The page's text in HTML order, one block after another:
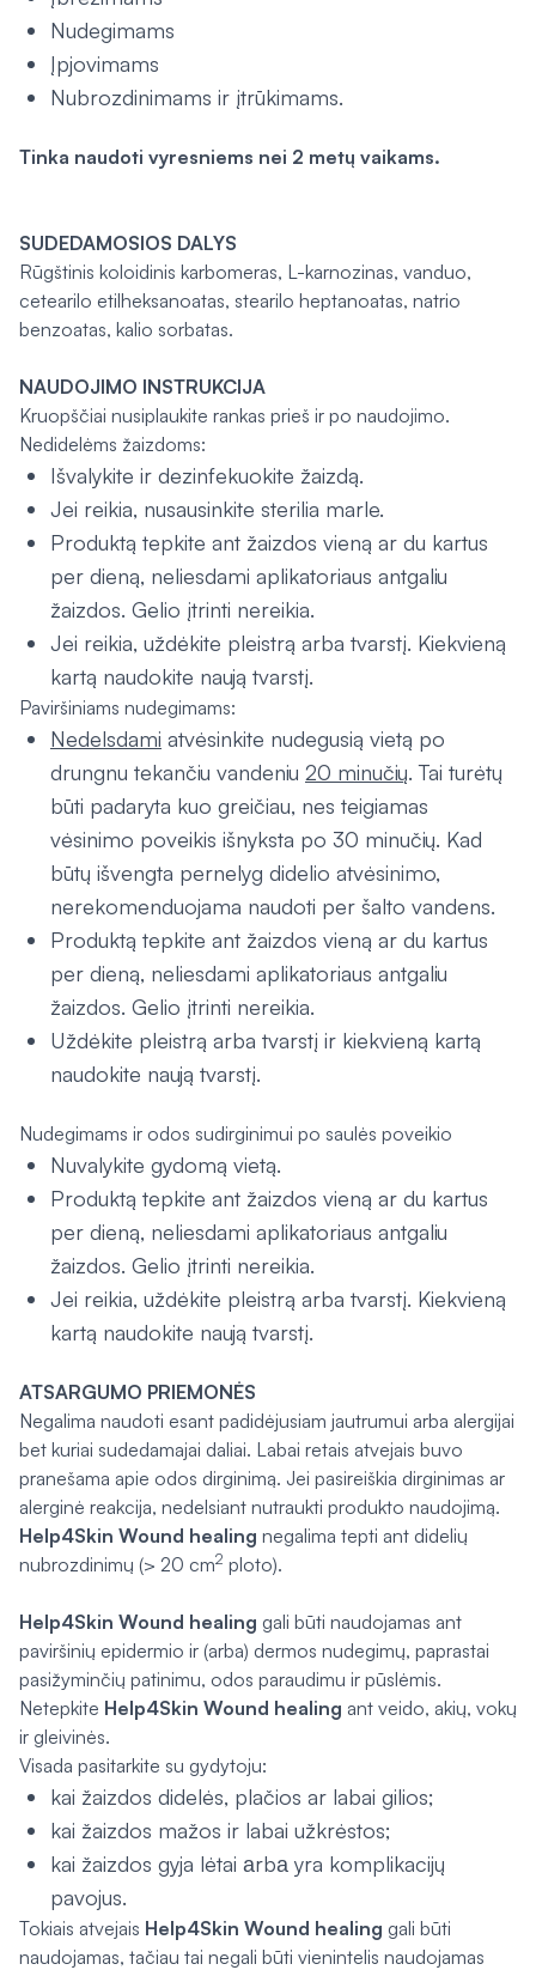
Nudegimams
Įpjovimams
Nubrozdinimams ir įtrūkimams.
Tinka naudoti vyresniems nei 2 metų vaikams.
SUDEDAMOSIOS DALYS
Rūgštinis koloidinis karbomeras, L-karnozinas, vanduo,
cetearilo etilheksanoatas, stearilo heptanoatas, natrio
benzoatas, kalio sorbatas.
NAUDOJIMO INSTRUKCIJA
Kruopščiai nusiplaukite rankas prieš ir po naudojimo.
Nedidelėms žaizdoms:
Išvalykite ir dezinfekuokite žaizdą.
Jei reikia, nusausinkite sterilia marle.
Produktą tepkite ant žaizdos vieną ar du kartus
per dieną, neliesdami aplikatoriaus antgaliu
žaizdos. Gelio įtrinti nereikia.
Jei reikia, uždėkite pleistrą arba tvarstį. Kiekvieną
kartą naudokite naują tvarstį.
Paviršiniams nudegimams:
Nedelsdami atvėsinkite nudegusią vietą po
drungnu tekančiu vandeniu 20 minučių. Tai turėtų
būti padaryta kuo greičiau, nes teigiamas
vėsinimo poveikis išnyksta po 30 minučių. Kad
būtų išvengta pernelyg didelio atvėsinimo,
nerekomenduojama naudoti per šalto vandens.
Produktą tepkite ant žaizdos vieną ar du kartus
per dieną, neliesdami aplikatoriaus antgaliu
žaizdos. Gelio įtrinti nereikia.
Uždėkite pleistrą arba tvarstį ir kiekvieną kartą
naudokite naują tvarstį.
Nudegimams ir odos sudirginimui po saulės poveikio
Nuvalykite gydomą vietą.
Produktą tepkite ant žaizdos vieną ar du kartus
per dieną, neliesdami aplikatoriaus antgaliu
žaizdos. Gelio įtrinti nereikia.
Jei reikia, uždėkite pleistrą arba tvarstį. Kiekvieną
kartą naudokite naują tvarstį.
ATSARGUMO PRIEMONĖS
Negalima naudoti esant padidėjusiam jautrumui arba alergijai
bet kuriai sudedamajai daliai. Labai retais atvejais buvo
pranešama apie odos dirginimą. Jei pasireiškia dirginimas ar
alerginė reakcija, nedelsiant nutraukti produkto naudojimą.
Help4Skin Wound healing negalima tepti ant didelių
nubrozdinimų (> 20 cm2 ploto).
Help4Skin Wound healing gali būti naudojamas ant
paviršinių epidermio ir (arba) dermos nudegimų, paprastai
pasižyminčių patinimu, odos paraudimu ir pūslėmis.
Netepkite Help4Skin Wound healing ant veido, akių, vokų
ir gleivinės.
Visada pasitarkite su gydytoju:
kai žaizdos didelės, plačios ar labai gilios;
kai žaizdos mažos ir labai užkrėstos;
kai žaizdos gyja lėtai аrbа yra komplikacijų
pavojus.
Tokiais atvejais Help4Skin Wound healing gali būti
naudojamas, tačiau tai negali būti vienintelis naudojamas